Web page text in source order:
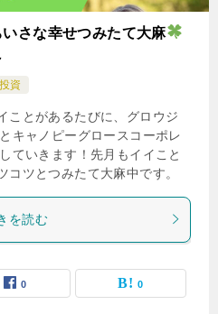
さな幸せつみたて大麻
投資
ことがあるたびに、グロウジ
キャノピーグロースコーポレ
ていきます！先月もイイこと
ツとつみたて大麻中です。
を読む
0 0